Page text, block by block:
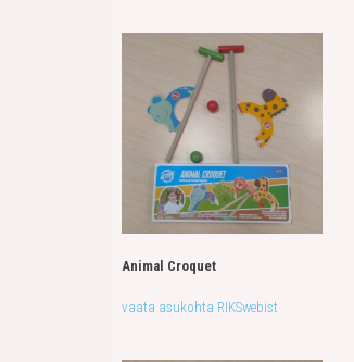
Animal Croquet
vaata asukohta RIKSwebist